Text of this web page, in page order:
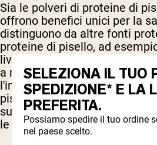
Sia le polveri di proteine di
offrono benefici unici per la
distinguono da altre fonti
proteine di pisello, ad
livelli di arginina, un
a migliorare la circolazione
l'infiammazione. Questo
pisello un'ottima scelta per chi
supportare la salute
le prestazioni atletiche.
SELEZIONA IL TUO
SPEDIZIONE* E LA
PREFERITA.
Possiamo spedire il tuo ordine
nel paese scelto.